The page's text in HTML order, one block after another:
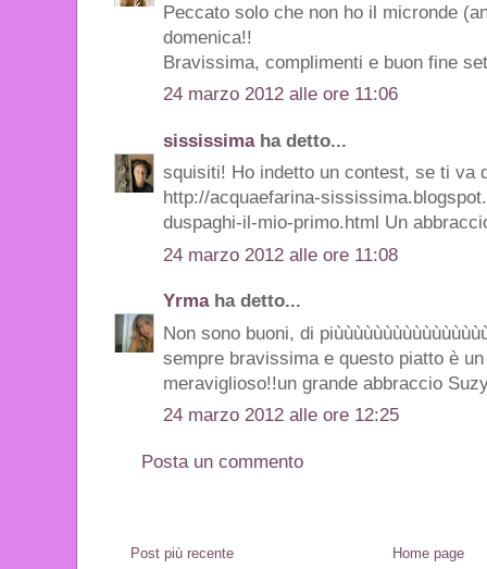
Peccato solo che non ho il micronde
domenica!!
Bravissima, complimenti e buon fine
24 marzo 2012 alle ore 11:06
sississimaha detto...
squisiti! Ho indetto un contest, se ti va
http://acquaefarina-
duspaghi-il-mio-primo.html Un
24 marzo 2012 alle ore 11:08
Yrmaha detto...
Non sono buoni, di
sempre bravissima e questo piatto è
meraviglioso!!un grande abbraccio
24 marzo 2012 alle ore 12:25
Posta un commento
Post più recente Home page